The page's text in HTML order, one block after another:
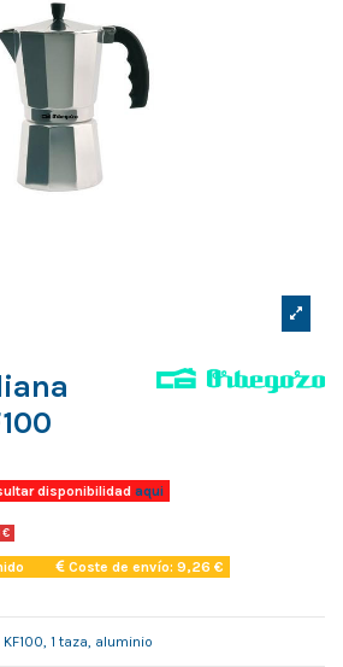
disponibilidadaqui
€
Coste de envío: 9,26 €
1 taza, aluminio